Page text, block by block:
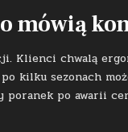
mówią
Klienci chwalą
kilku sezonach
po awarii